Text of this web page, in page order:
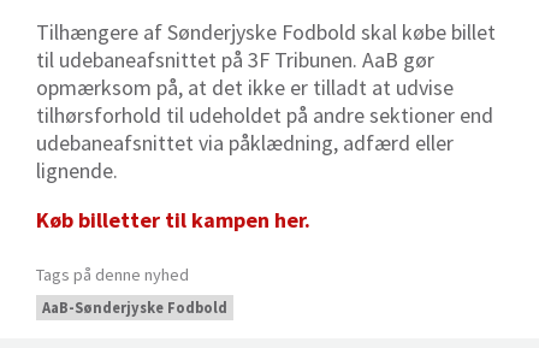
Tilhængere af Sønderjyske Fodbold skal købe billet
til udebaneafsnittet på 3F Tribunen. AaB gør
opmærksom på, at det ikke er tilladt at udvise
tilhørsforhold til udeholdet på andre sektioner end
udebaneafsnittet via påklædning, adfærd eller
lignende.
Køb billetter til kampen her.
Tags på denne nyhed
AaB-Sønderjyske Fodbold